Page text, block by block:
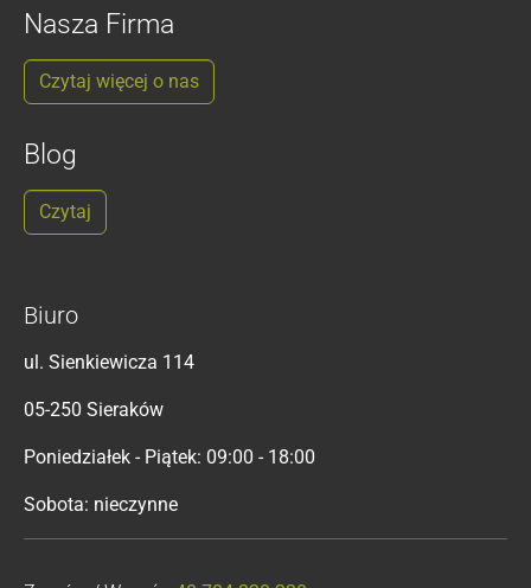
Nasza Firma
Czytaj więcej o nas
Blog
Czytaj
Biuro
ul. Sienkiewicza 114
05-250 Sieraków
Poniedziałek - Piątek: 09:00 - 18:00
Sobota: nieczynne